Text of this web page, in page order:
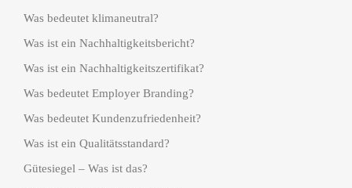
Was bedeutet klimaneutral?
Was ist ein Nachhaltigkeitsbericht?
Was ist ein Nachhaltigkeitszertifikat?
Was bedeutet Employer Branding?
Was bedeutet Kundenzufriedenheit?
Was ist ein Qualitätsstandard?
Gütesiegel – Was ist das?